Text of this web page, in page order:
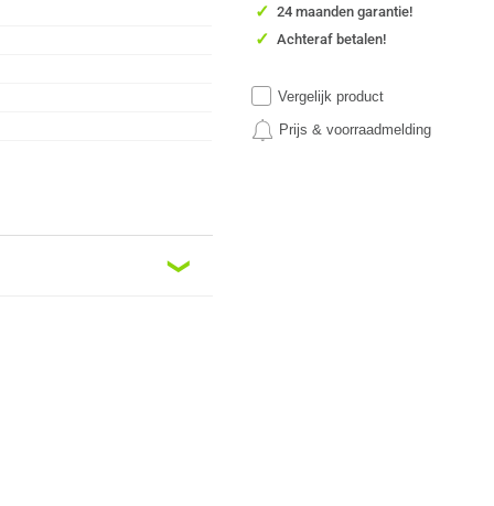
❮
✓ 24 maanden garantie!
✓ Achteraf betalen!
Vergelijk product
Prijs & voorraadmelding